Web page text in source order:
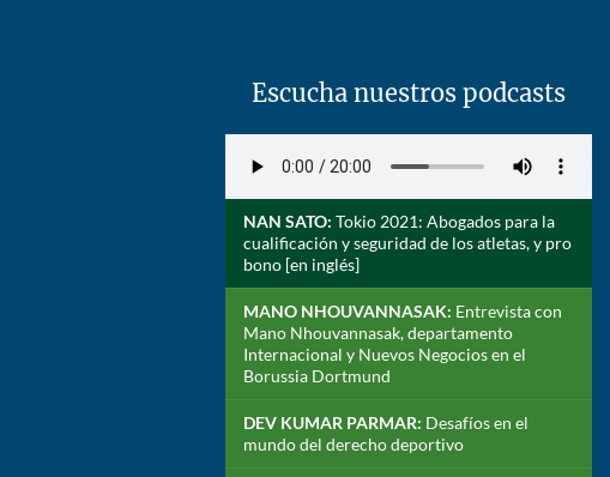
Escucha nuestros podcasts
NAN SATO: Tokio 2021: Abogados para la
cualificación y seguridad de los atletas, y pro
bono [en inglés]
MANO NHOUVANNASAK: Entrevista con
Mano Nhouvannasak, departamento
Internacional y Nuevos Negocios en el
Borussia Dortmund
DEV KUMAR PARMAR: Desafíos en el
mundo del derecho deportivo